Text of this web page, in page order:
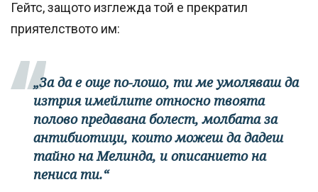
Гейтс, защото изглежда той е прекратил
приятелството им:
„За да е още по-лошо, ти ме умоляваш да
изтрия имейлите относно твоята
полово предавана болест, молбата за
антибиотици, които можеш да дадеш
тайно на Мелинда, и описанието на
пениса ти.“